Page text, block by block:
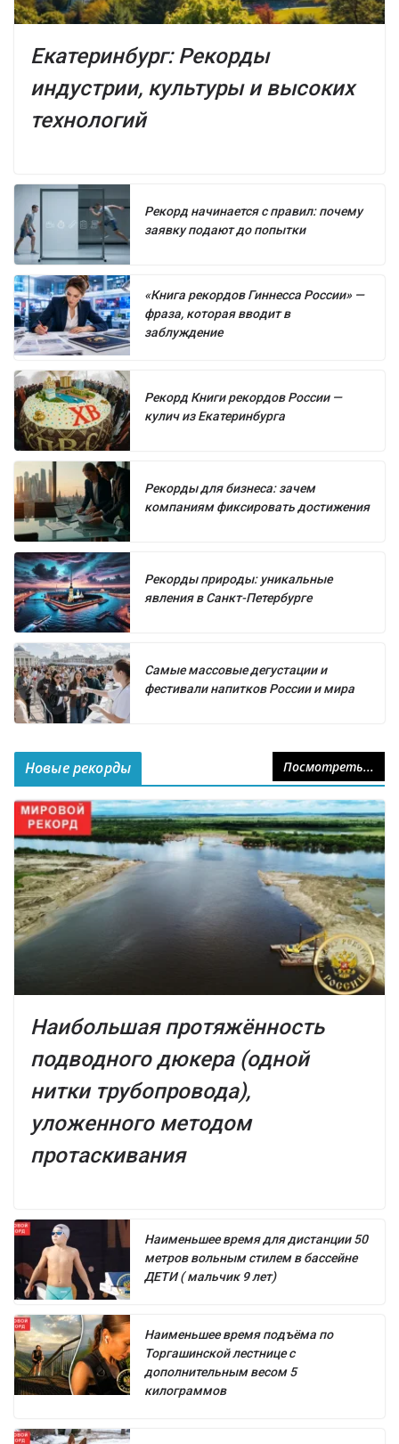
Екатеринбург: Рекорды
индустрии, культуры и высоких
технологий
Рекорд начинается с правил: почему
заявку подают до попытки
«Книга рекордов Гиннесса России» —
фраза, которая вводит в
заблуждение
Рекорд Книги рекордов России —
кулич из Екатеринбурга
Рекорды для бизнеса: зачем
компаниям фиксировать достижения
Рекорды природы: уникальные
явления в Санкт-Петербурге
Самые массовые дегустации и
фестивали напитков России и мира
Новые рекорды Посмотреть...
Наибольшая протяжённость
подводного дюкера (одной
нитки трубопровода),
уложенного методом
протаскивания
Наименьшее время для дистанции 50
метров вольным стилем в бассейне
ДЕТИ ( мальчик 9 лет)
Наименьшее время подъёма по
Торгашинской лестнице с
дополнительным весом 5
килограммов